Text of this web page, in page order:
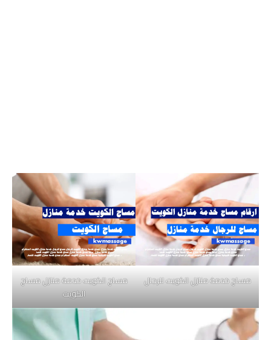
مساج خدمة منازل الكويت للرجال
مساج الكويت خدمة منازل مساج
الكويت